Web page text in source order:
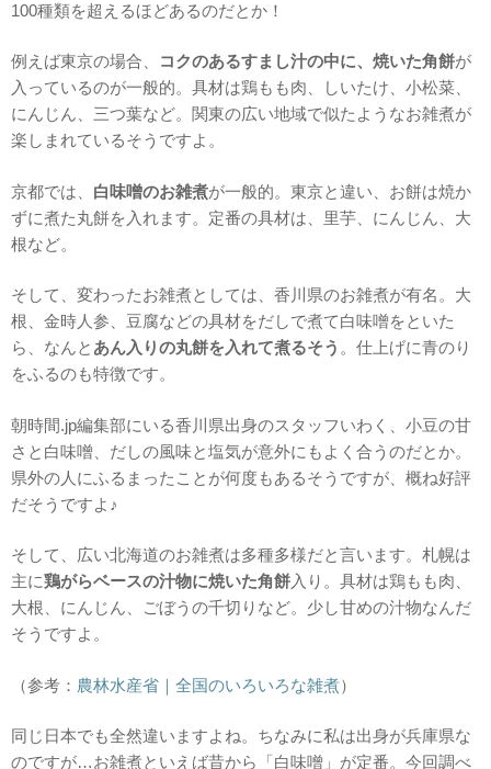
100種類を超えるほどあるのだとか！
例えば東京の場合、 コクのあるすまし汁の中に、焼いた角餅が
入っているのが一般的。具材は鶏もも肉、しいたけ、小松菜、
にんじん、三つ葉など。関東の広い地域で似たようなお雑煮が
楽しまれているそうですよ。
京都では、 白味噌のお雑煮が一般的。東京と違い、お餅は焼か
ずに煮た丸餅を入れます。定番の具材は、里芋、にんじん、大
根など。
そして、変わったお雑煮としては、香川県のお雑煮が有名。大
根、金時人参、豆腐などの具材をだしで煮て白味噌をといた
ら、なんと あん入りの丸餅を入れて煮るそう 。仕上げに青のり
をふるのも特徴です。
朝時間.jp編集部にいる香川県出身のスタッフいわく、小豆の甘
さと白味噌、だしの風味と塩気が意外にもよく合うのだとか。
県外の人にふるまったことが何度もあるそうですが、概ね好評
だそうですよ♪
そして、広い北海道のお雑煮は多種多様だと言います。札幌は
主に鶏がらベースの汁物に焼いた角餅入り。具材は鶏もも肉、
大根、にんじん、ごぼうの千切りなど。少し甘めの汁物なんだ
そうですよ。
（参考： 農林水産省｜全国のいろいろな雑煮）
同じ日本でも全然違いますよね。ちなみに私は出身が兵庫県な
のですが…お雑煮といえば昔から「白味噌」が定番。今回調べ